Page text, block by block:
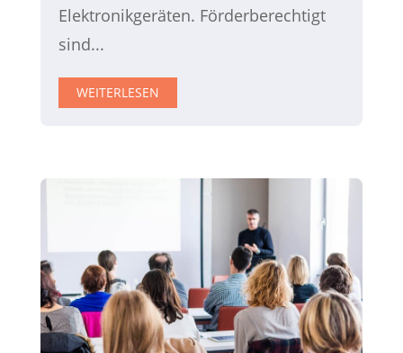
Elektronikgeräten. Förderberechtigt
sind...
WEITERLESEN